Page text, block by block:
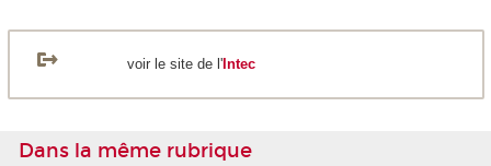
voir le site de l' Intec
Dans la même rubrique